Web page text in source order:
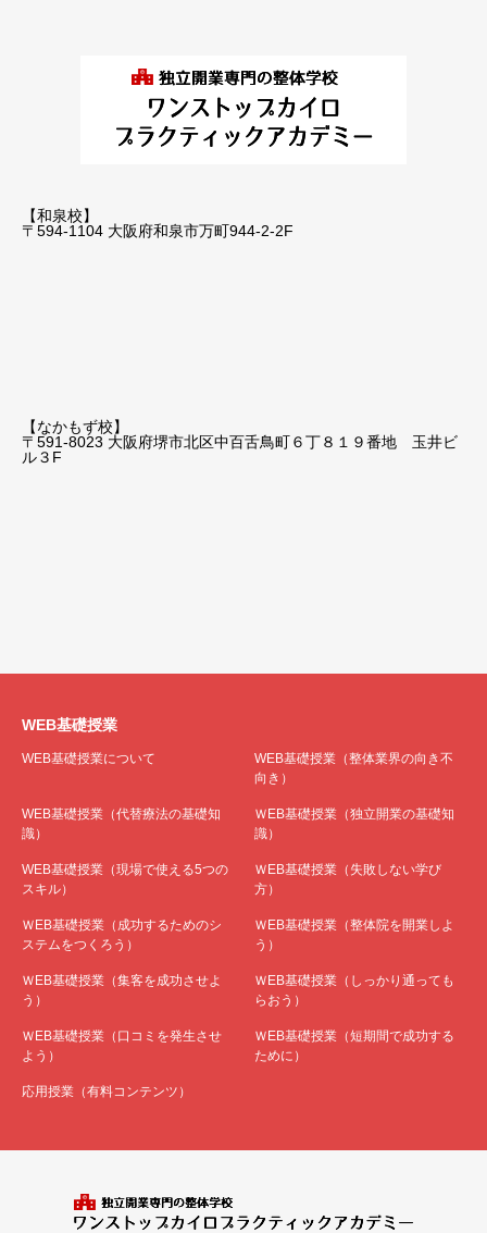
【和泉校】
〒594-1104 大阪府和泉市万町944-2-2F
【なかもず校】
〒591-8023 大阪府堺市北区中百舌鳥町６丁８１９番地 玉井ビ
ル３F
WEB基礎授業
WEB基礎授業について
WEB基礎授業（整体業界の向き不
向き）
WEB基礎授業（代替療法の基礎知
識）
ＷEB基礎授業（独立開業の基礎知
識）
WEB基礎授業（現場で使える5つの
スキル）
ＷEB基礎授業（失敗しない学び
方）
ＷEB基礎授業（成功するためのシ
ステムをつくろう）
ＷEB基礎授業（整体院を開業しよ
う）
ＷEB基礎授業（集客を成功させよ
う）
ＷEB基礎授業（しっかり通っても
らおう）
ＷEB基礎授業（口コミを発生させ
よう）
ＷEB基礎授業（短期間で成功する
ために）
応用授業（有料コンテンツ）